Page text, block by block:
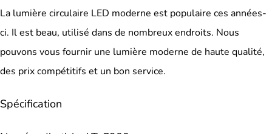
La lumière circulaire LED moderne est populaire ces années-
ci. Il est beau, utilisé dans de nombreux endroits. Nous
pouvons vous fournir une lumière moderne de haute qualité,
des prix compétitifs et un bon service.
Spécification